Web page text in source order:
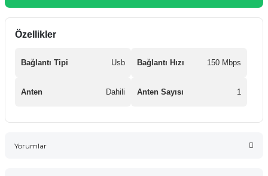
Özellikler
Bağlantı Tipi Usb Bağlantı Hızı 150 Mbps
Anten Dahili Anten Sayısı 1
Yorumlar